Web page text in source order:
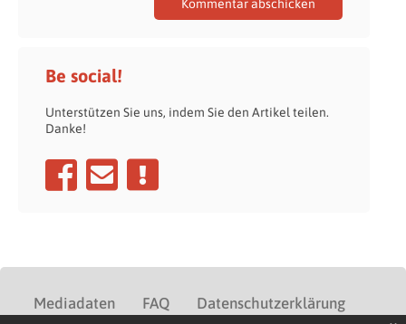
Be social!
Unterstützen Sie uns, indem Sie den Artikel teilen.
Danke!
Mediadaten FAQ Datenschutzerklärung